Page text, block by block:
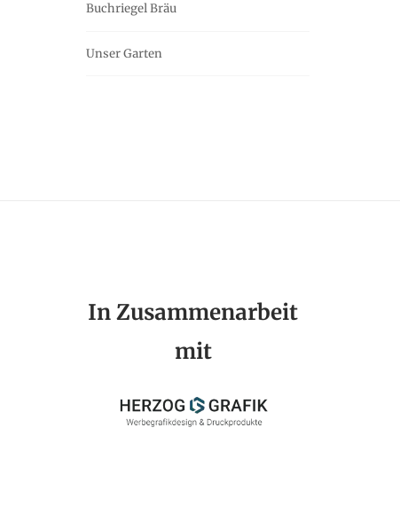
Buchriegel Bräu
Unser Garten
In Zusammenarbeit
mit